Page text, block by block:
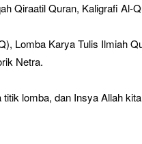
Qiraatil Quran, Kaligrafi Al-
Lomba Karya Tulis Ilmiah
Netra.
lomba, dan Insya Allah